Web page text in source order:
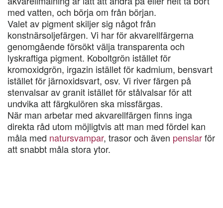
med vatten, och börja om från början.
Valet av pigment skiljer sig något från
konstnärsoljefärgen. Vi har för akvarellfärgerna
genomgående försökt välja transparenta och
lyskraftiga pigment. Koboltgrön istället för
kromoxidgrön, irgazin istället för kadmium, bensvart
istället för järnoxidsvart, osv. Vi river färgen på
stenvalsar av granit istället för stålvalsar för att
undvika att färgkulören ska missfärgas.
När man arbetar med akvarellfärgen finns inga
direkta råd utom möjligtvis att man med fördel kan
måla med natursvampar, trasor och även penslarför
att snabbt måla stora ytor.